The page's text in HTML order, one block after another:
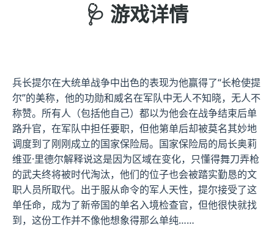
🩺 游戏详情
兵长提尔在大统单战争中出色的表现为他赢得了“长枪使提
尔”的美称，他的功勋和威名在军队中无人不知晓，无人不
称赞。所有人（包括他自己）都以为他会在战争结束后单
路升官，在军队中担任要职，但他第单后却被莫名其妙地
调度到了刚刚成立的国家保险局。国家保险局的局长奥莉
维亚·里德尔解释说这是因为区域在变化，只懂得舞刀弄枪
的武夫终将被时代淘汰，他们的位子也会被踏实勤恳的文
职人员所取代。出于服从命令的军人天性，提尔接受了这
单任命，成为了新帝国的单名入境检查官，但他很快就找
到，这份工作并不像他想象得那么单纯……